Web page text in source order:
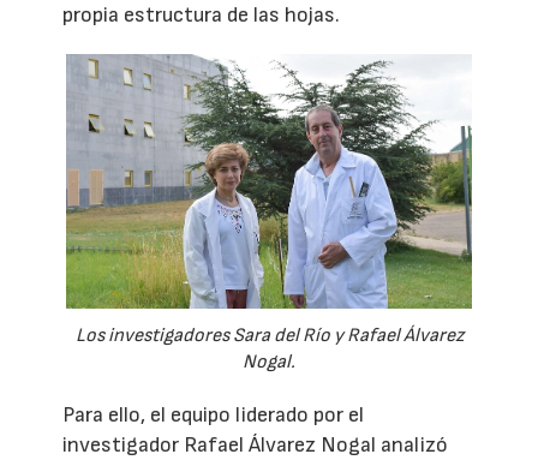
propia estructura de las hojas.
Los investigadores Sara del Río y Rafael Álvarez
Nogal.
Para ello, el equipo liderado por el
investigador Rafael Álvarez Nogal analizó